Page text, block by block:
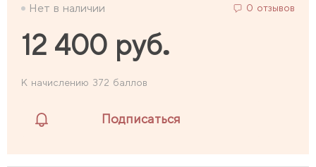
Нет в наличии 0 отзывов
12 400 руб.
К начислению 372 баллов
Подписаться